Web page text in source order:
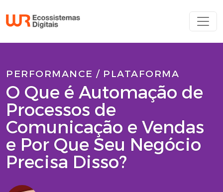
PERFORMANCE / PLATAFORMA
O Que é Automação de
Processos de
Comunicação e Vendas
e Por Que Seu Negócio
Precisa Disso?